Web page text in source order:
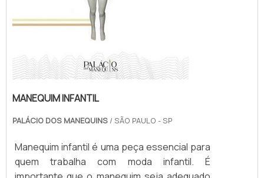
MANEQUIM INFANTIL
PALÁCIO DOS MANEQUINS / SÃO PAULO - SP
Manequim infantil é uma peça essencial para
quem trabalha com moda infantil. É